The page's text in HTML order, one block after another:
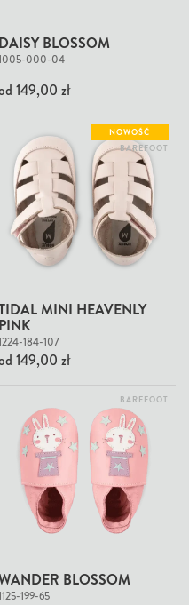
DAISY BLOSSOM
000-04
149,00 zł
NOWOŚĆ
BAREFOOT
MINI HEAVENLY
PINK
184-107
149,00 zł
BAREFOOT
BLOSSOM
199-65